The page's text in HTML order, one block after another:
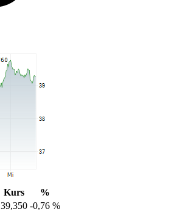
Kurs
%
39,350 -0,76 %